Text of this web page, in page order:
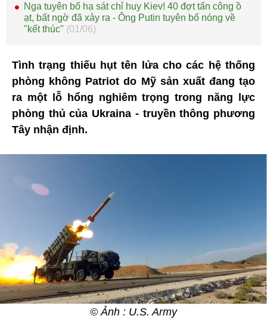
Nga tuyên bố hạ sát chỉ huy Kiev! 40 đợt tấn công ồ
ạt, bất ngờ đã xảy ra - Ông Putin tuyên bố nóng về
"kết thúc" (01/06)
Tình trạng thiếu hụt tên lửa cho các hệ thống
phòng không Patriot do Mỹ sản xuất đang tạo
ra một lỗ hổng nghiêm trọng trong năng lực
phòng thủ của Ukraina - truyền thông phương
Tây nhận định.
© Ảnh : U.S. Army